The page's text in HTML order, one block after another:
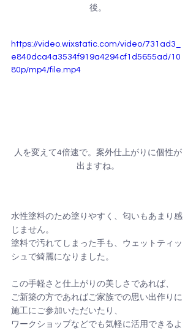
後。
https://video.wixstatic.com/video/731ad3_
e840dca4a3534f919a4294cf1d5655ad/10
80p/mp4/file.mp4
人を変えて4倍速で。案外仕上がりに個性が
出ますね。
水性塗料のため塗りやすく、匂いもあまり感
じません。
塗料で汚れてしまった手も、ウェットティッ
シュで綺麗になりました。
この手軽さと仕上がりの美しさであれば、
ご新築の方であればご家族での思い出作りに
施工にご参加いただいたり、
ワークショップなどでも気軽に活用できるよ